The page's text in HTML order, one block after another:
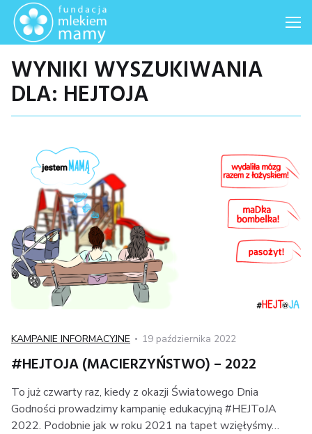
WYNIKI WYSZUKIWANIA
DLA: HEJTOJA
Kategoria
KAMPANIE INFORMACYJNE
Posted
19 października 2022
#HEJTOJA (MACIERZYŃSTWO) – 2022
To już czwarty raz, kiedy z okazji Światowego Dnia
Godności prowadzimy kampanię edukacyjną #HEJToJA
2022. Podobnie jak w roku 2021 na tapet wzięłyśmy…